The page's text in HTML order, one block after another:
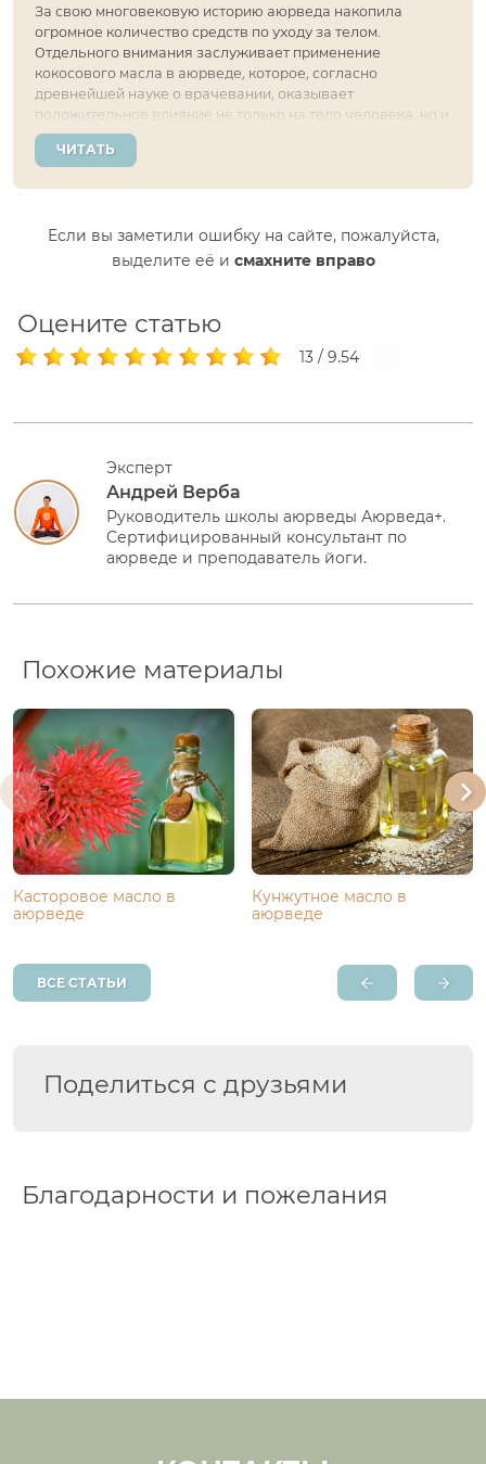
За свою многовековую историю аюрведа накопила
огромное количество средств по уходу за телом.
Отдельного внимания заслуживает применение
кокосового масла в аюрведе, которое, согласно
древнейшей науке о врачевании, оказывает
положительное влияние не только на тело человека, но и
на его душу. Может ли кокосовое масло излечить недуги,
и если да, то какие? Как применять продукт, получивший
ЧИТАТЬ
Если вы заметили ошибку на сайте, пожалуйста,
выделите её и смахните вправо
Оцените статью
13 / 9.54
Эксперт
Андрей Верба
Руководитель школы аюрведы Аюрведа+.
Сертифицированный консультант по
аюрведе и преподаватель йоги.
Похожие материалы
Касторовое масло в
аюрведе
Кунжутное масло в
аюрведе
ВСЕ СТАТЬИ
Поделиться с друзьями
Благодарности и пожелания